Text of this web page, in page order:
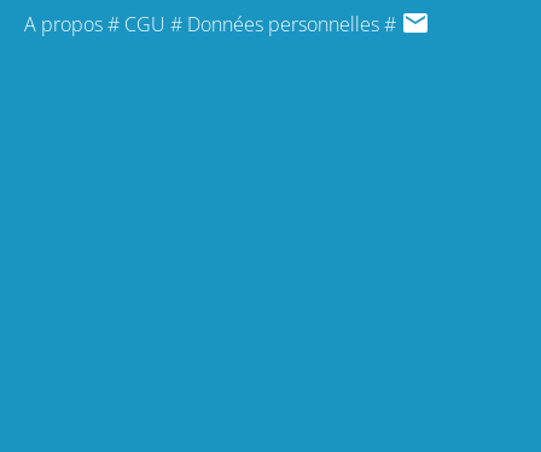
A propos# CGU # Données personnelles#